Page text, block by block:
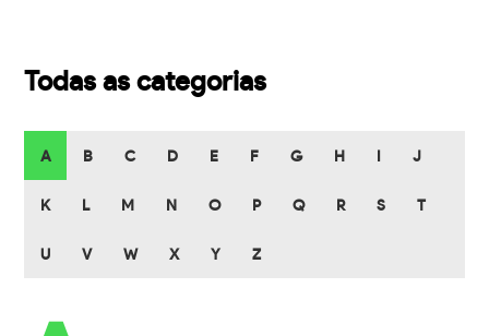
Todas as categorias
A B C D E F G H J
K L M N O P Q R S T
U V W X Y Z